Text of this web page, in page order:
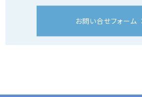
お問い合せフォーム